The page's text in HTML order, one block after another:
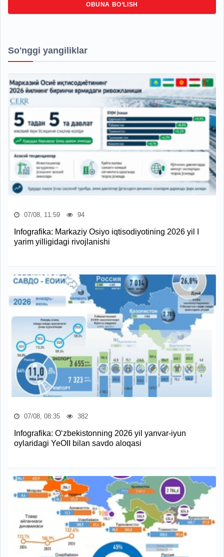
OBUNA BO‘LISH
So'nggi yangiliklar
07/08, 11:59 94
Infografika: Markaziy Osiyo iqtisodiyotining 2026 yil I
yarim yilligidagi rivojlanishi
07/08, 08:35 382
Infografika: O‘zbekistonning 2026 yil yanvar-iyun
oylaridagi YeOII bilan savdo aloqasi